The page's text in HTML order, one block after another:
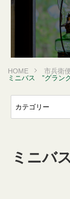
HOME
市兵衛
ミニバス ”グラン
ミニバ